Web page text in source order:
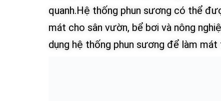
quanh.Hệ thống phun sương có thể
mát cho sân vườn, bể bơi và nông
dụng hệ thống phun sương để làm mát